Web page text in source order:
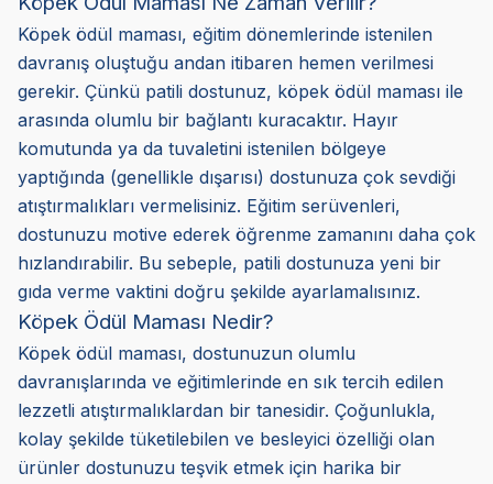
Köpek ödül maması, eğitim dönemlerinde istenilen
davranış oluştuğu andan itibaren hemen verilmesi
gerekir. Çünkü patili dostunuz, köpek ödül maması ile
arasında olumlu bir bağlantı kuracaktır. Hayır
komutunda ya da tuvaletini istenilen bölgeye
yaptığında (genellikle dışarısı) dostunuza çok sevdiği
atıştırmalıkları vermelisiniz. Eğitim serüvenleri,
dostunuzu motive ederek öğrenme zamanını daha çok
hızlandırabilir. Bu sebeple, patili dostunuza yeni bir
gıda verme vaktini doğru şekilde ayarlamalısınız.
Köpek Ödül Maması Nedir?
Köpek ödül maması, dostunuzun olumlu
davranışlarında ve eğitimlerinde en sık tercih edilen
lezzetli atıştırmalıklardan bir tanesidir. Çoğunlukla,
kolay şekilde tüketilebilen ve besleyici özelliği olan
ürünler dostunuzu teşvik etmek için harika bir